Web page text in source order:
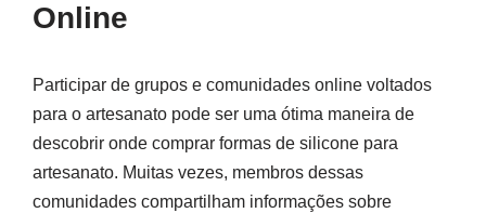
Online
Participar de grupos e comunidades online voltados
para o artesanato pode ser uma ótima maneira de
descobrir onde comprar formas de silicone para
artesanato. Muitas vezes, membros dessas
comunidades compartilham informações sobre